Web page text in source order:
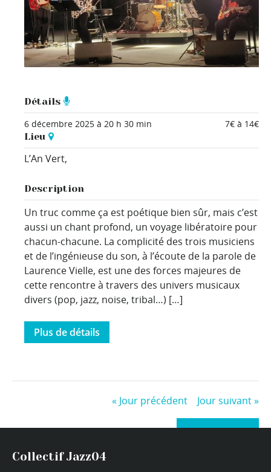
Détails
6 décembre 2025 à 20 h 30 min
7€ à 14€
Lieu
L’An Vert,
Description
Un truc comme ça est poétique bien sûr, mais c’est
aussi un chant profond, un voyage libératoire pour
chacun-chacune. La complicité des trois musiciens
et de l’ingénieuse du son, à l’écoute de la parole de
Laurence Vielle, est une des forces majeures de
cette rencontre à travers des univers musicaux
divers (pop, jazz, noise, tribal…) […]
Plus de détails
« Jour précédent Jour suivant»
Collectif Jazz04